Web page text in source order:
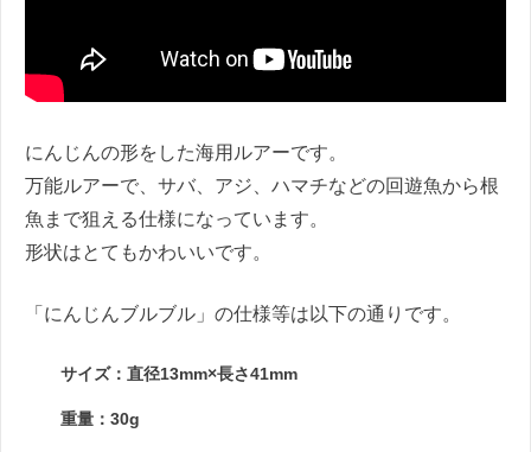
にんじんの形をした海用ルアーです。
万能ルアーで、サバ、アジ、ハマチなどの回遊魚から根
魚まで狙える仕様になっています。
形状はとてもかわいいです。
「にんじんブルブル」の仕様等は以下の通りです。
サイズ：直径13mm×長さ41mm
重量：30g